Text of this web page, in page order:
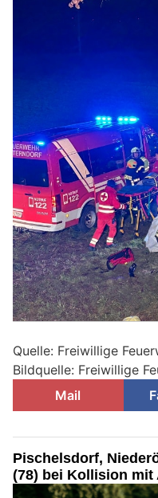
Quelle: Freiwillige
Bildquelle: Freiwillige
Mail
Pischelsdorf,
(78) bei Kollision